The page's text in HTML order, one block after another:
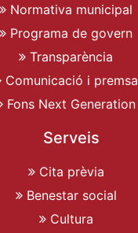
Normativa municipal
Programa de govern
Transparència
Comunicació i premsa
Fons Next Generation
Serveis
Cita prèvia
Benestar social
Cultura